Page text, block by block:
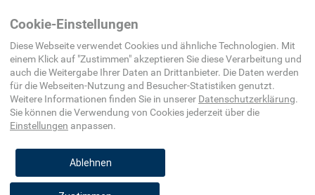
und
Prozessleittechnik
Filterfeinheit, µm
Durchflussrate, l/min
Betriebsdruck, bar
Cookie-Einstellungen
Diese Webseite verwendet Cookies und ähnliche Technologien. Mit
einem Klick auf "Zustimmen" akzeptieren Sie diese Verarbeitung und
auch die Weitergabe Ihrer Daten an Drittanbieter. Die Daten werden
für dieWebseiten-Nutzung and Besucher-Statistiken genutzt.
Weitere Informationen finden Sie in unserer Datenschutzerklärung.
Sie können die Verwendung von Cookies jederzeit über die
Einstellungen anpassen.
Ablehnen